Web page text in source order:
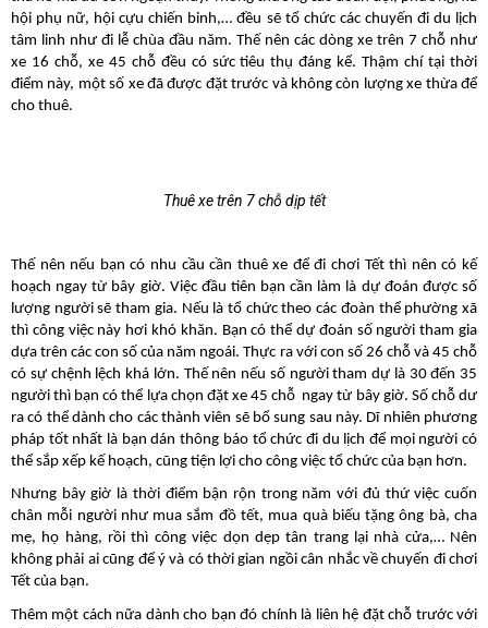
hội phụ nữ, hội cựu chiến binh,… đều sẽ tổ chức các chuyến đi du lịch
tâm linh như đi lễ chùa đầu năm. Thế nên các dòng xe trên 7 chỗ như
xe 16 chỗ, xe 45 chỗ đều có sức tiêu thụ đáng kể. Thậm chí tại thời
điểm này, một số xe đã được đặt trước và không còn lượng xe thừa để
cho thuê.
Thuê xe trên 7 chỗ dịp tết
Thế nên nếu bạn có nhu cầu cần thuê xe để đi chơi Tết thì nên có kế
hoạch ngay từ bây giờ. Việc đầu tiên bạn cần làm là dự đoán được số
lượng người sẽ tham gia. Nếu là tổ chức theo các đoàn thể phường xã
thì công việc này hơi khó khăn. Bạn có thể dự đoán số người tham gia
dựa trên các con số của năm ngoái. Thực ra với con số 26 chỗ và 45 chỗ
có sự chệnh lệch khá lớn. Thế nên nếu số người tham dự là 30 đến 35
người thì bạn có thể lựa chọn đặt xe 45 chỗ  ngay từ bây giờ. Số chỗ dư
ra có thể dành cho các thành viên sẽ bổ sung sau này. Dĩ nhiên phương
pháp tốt nhất là bạn dán thông báo tổ chức đi du lịch để mọi người có
thể sắp xếp kế hoạch, cũng tiện lợi cho công việc tổ chức của bạn hơn.
Nhưng bây giờ là thời điểm bận rộn trong năm với đủ thứ việc cuốn
chân mỗi người như mua sắm đồ tết, mua quà biếu tặng ông bà, cha
mẹ, họ hàng, rồi thì công việc dọn dẹp tân trang lại nhà cửa,… Nên
không phải ai cũng để ý và có thời gian ngồi cân nhắc về chuyến đi chơi
Tết của bạn.
Thêm một cách nữa dành cho bạn đó chính là liên hệ đặt chỗ trước với